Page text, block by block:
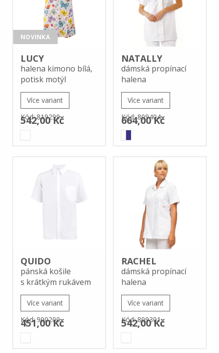
NOVINKA
LUCY
halena kimono bílá,
potisk motýl
Více variant
542,00 Kč
Kód: 819299
NATALLY
dámská propínací
halena
Více variant
664,00 Kč
Kód: 809404
QUIDO
pánská košile
s krátkým rukávem
Více variant
451,00 Kč
Kód: 900200
RACHEL
dámská propínací
halena
Více variant
542,00 Kč
Kód: 809301